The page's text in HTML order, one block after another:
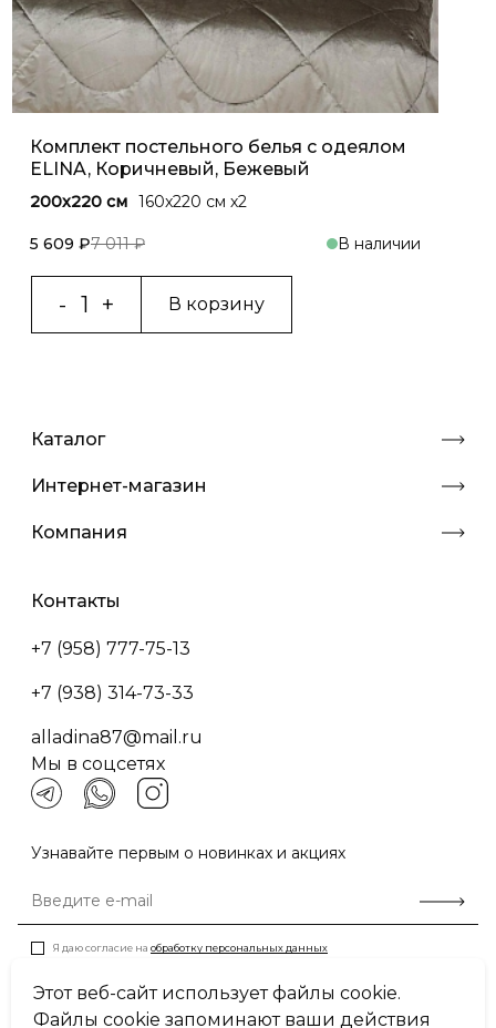
Комплект постельного белья с одеялом
ELINA, Коричневый, Бежевый
200x220 см 160x220 см х2
5 609 ₽7 011 ₽ В наличии
В корзину
Каталог
Интернет-магазин
Компания
Контакты
+7 (958) 777-75-13
+7 (938) 314-73-33
alladina87@mail.ru
Мы в соцсетях
Узнавайте первым о новинках и акциях
Я даю согласие на обработку персональных данных
Этот веб-сайт использует файлы cookie.
Файлы cookie запоминают ваши действия